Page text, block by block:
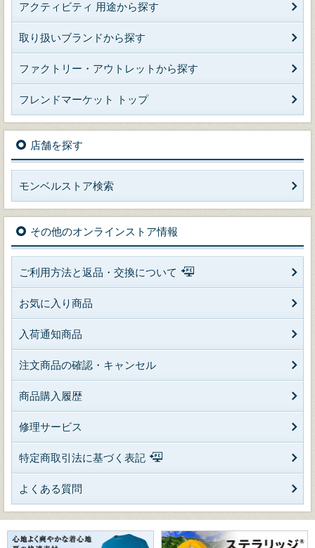
アクティビティ 用途から探す
取り扱いブランドから探す
ファクトリー・アウトレットから探す
フレンドマーケット トップ
店舗を探す
モンベルストア検索
その他のオンラインストア情報
ご利用方法と返品・交換について
お気に入り商品
入荷通知商品
注文商品の確認・キャンセル
商品購入履歴
修理サービス
特定商取引法に基づく表記
よくある質問